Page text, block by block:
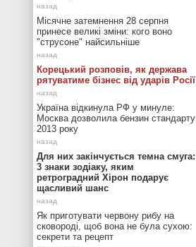
Місячне затемнення 28 серпня
принесе великі зміни: кого воно
"струсоне" найсильніше
Корецький розповів, як держава
рятуватиме бізнес від ударів Росії
Україна відкинула РФ у минуле:
Москва дозволила бензин стандарту
2013 року
Для них закінчується темна смуга:
3 знаки зодіаку, яким
ретроградний Хірон подарує
щасливий шанс
Як приготувати червону рибу на
сковороді, щоб вона не була сухою:
секрети та рецепт